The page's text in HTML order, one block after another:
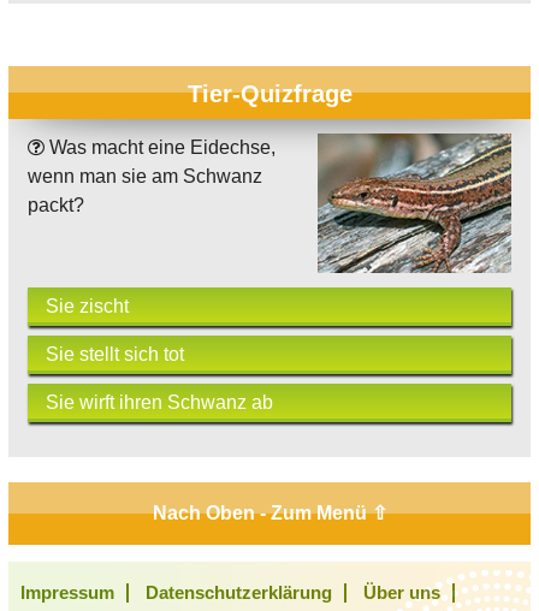
Tier-Quizfrage
Was macht eine Eidechse,
wenn man sie am Schwanz
packt?
Sie zischt
Sie stellt sich tot
Sie wirft ihren Schwanz ab
Nach Oben - Zum Menü ⇧
Impressum Datenschutzerklärung
Über uns